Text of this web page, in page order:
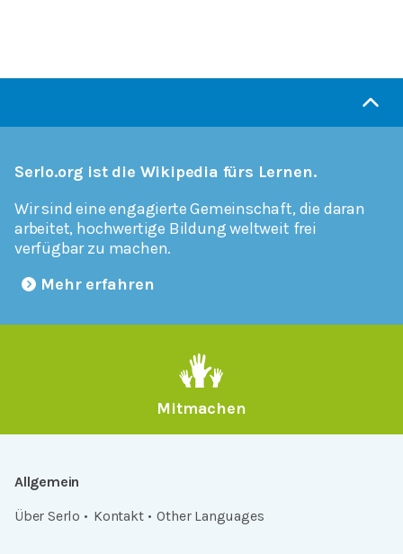
Serlo.org ist die Wikipedia fürs Lernen.
Wir sind eine engagierte Gemeinschaft, die daran
arbeitet, hochwertige Bildung weltweit frei
verfügbar zu machen.
Mehr erfahren
Mitmachen
Allgemein
Über Serlo
Kontakt Other Languages